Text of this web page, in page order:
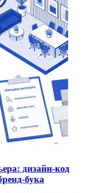
дизайн-код
бука